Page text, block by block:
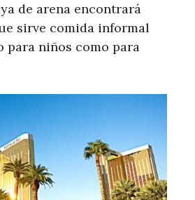
de arena encontrará
sirve comida informal
para niños como para